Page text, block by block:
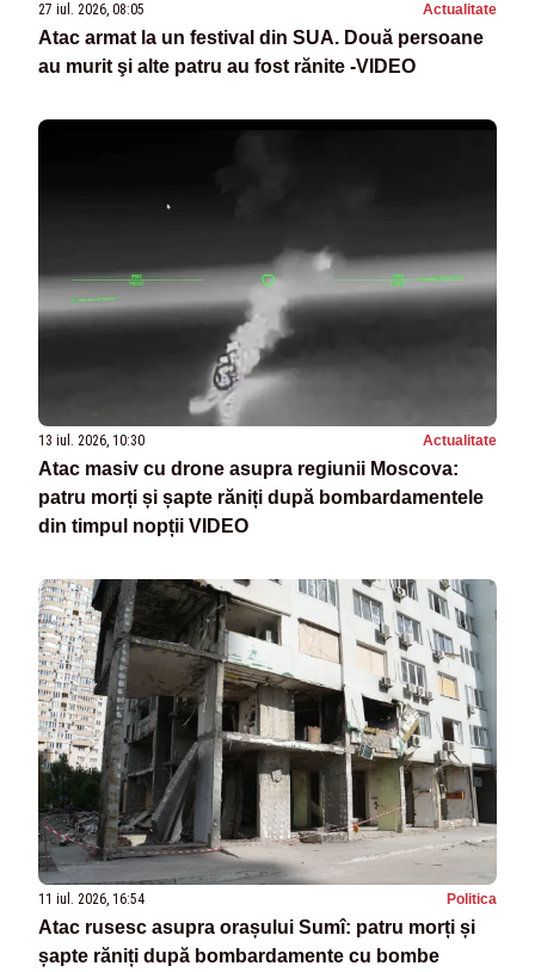
27 iul. 2026, 08:05 Actualitate
Atac armat la un festival din SUA. Două persoane
au murit şi alte patru au fost rănite -VIDEO
13 iul. 2026, 10:30 Actualitate
Atac masiv cu drone asupra regiunii Moscova:
patru morți și șapte răniți după bombardamentele
din timpul nopții VIDEO
11 iul. 2026, 16:54 Politica
Atac rusesc asupra orașului Sumî: patru morți și
șapte răniți după bombardamente cu bombe